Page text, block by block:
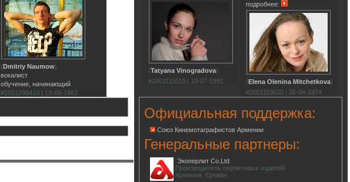
(Dmitriy Naumow)
вокалист
обучение, начинающий
#1001090410 | 13-09-1983
(Tatyana Vinogradova)
#2001111019 | 10-07-1991
подробнее:
(Elena Olenina Mitchetkova)
#2001110620 | 26-04-1974
Официальная поддержка:
Союз Кинемотаграфистов Армении
Генеральные партнеры:
Экоперлит Co.Ltd
Производитель перлитовых изделий
Армения, Ереван